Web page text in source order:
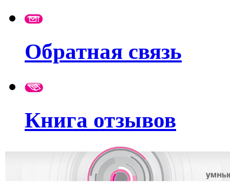
Обратная связь
Книга отзывов